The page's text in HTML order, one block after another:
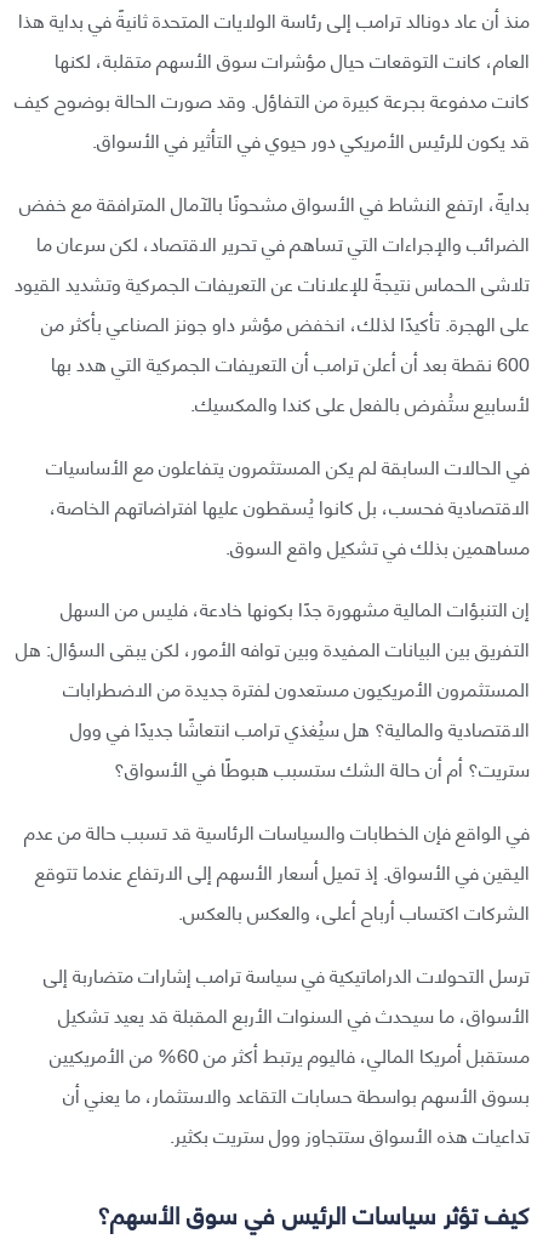
منذ أن عاد دونالد ترامب إلى رئاسة الولايات المتحدة ثانيةً في بداية هذا
العام، كانت التوقعات حيال مؤشرات سوق الأسهم متقلبة، لكنها
كانت مدفوعة بجرعة كبيرة من التفاؤل. وقد صورت الحالة بوضوح كيف
قد يكون للرئيس الأمريكي دور حيوي في التأثير في الأسواق.
بدايةً، ارتفع النشاط في الأسواق مشحونًا بالآمال المترافقة مع خفض
الضرائب والإجراءات التي تساهم في تحرير الاقتصاد، لكن سرعان ما
تلاشى الحماس نتيجةً للإعلانات عن التعريفات الجمركية وتشديد القيود
على الهجرة. تأكيدًا لذلك، انخفض مؤشر داو جونز الصناعي بأكثر من
600 نقطة بعد أن أعلن ترامب أن التعريفات الجمركية التي هدد بها
لأسابيع ستُفرض بالفعل على كندا والمكسيك.
في الحالات السابقة لم يكن المستثمرون يتفاعلون مع الأساسيات
الاقتصادية فحسب، بل كانوا يُسقطون عليها افتراضاتهم الخاصة،
مساهمين بذلك في تشكيل واقع السوق.
إن التنبؤات المالية مشهورة جدًا بكونها خادعة، فليس من السهل
التفريق بين البيانات المفيدة وبين توافه الأمور، لكن يبقى السؤال: هل
المستثمرون الأمريكيون مستعدون لفترة جديدة من الاضطرابات
الاقتصادية والمالية؟ هل سيُغذي ترامب انتعاشًا جديدًا في وول
ستريت؟ أم أن حالة الشك ستسبب هبوطًا في الأسواق؟
في الواقع فإن الخطابات والسياسات الرئاسية قد تسبب حالة من عدم
اليقين في الأسواق. إذ تميل أسعار الأسهم إلى الارتفاع عندما تتوقع
الشركات اكتساب أرباح أعلى، والعكس بالعكس.
ترسل التحولات الدراماتيكية في سياسة ترامب إشارات متضاربة إلى
الأسواق، ما سيحدث في السنوات الأربع المقبلة قد يعيد تشكيل
مستقبل أمريكا المالي، فاليوم يرتبط أكثر من 60% من الأمريكيين
بسوق الأسهم بواسطة حسابات التقاعد والاستثمار، ما يعني أن
تداعيات هذه الأسواق ستتجاوز وول ستريت بكثير.
كيف تؤثر سياسات الرئيس في سوق الأسهم؟